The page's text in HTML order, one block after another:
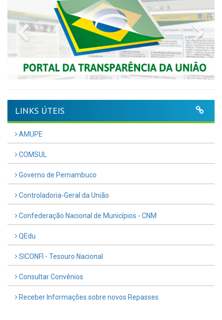
Previous
LINKS ÚTEIS
AMUPE
COMSUL
Governo de Pernambuco
Controladoria-Geral da União
Confederação Nacional de Municípios - CNM
QEdu
SICONFI - Tesouro Nacional
Consultar Convênios
Receber Informações sobre novos Repasses